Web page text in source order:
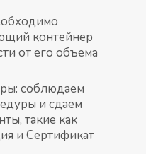
контейнер
от его объема
соблюдаем
и сдаем
такие как
и Сертификат